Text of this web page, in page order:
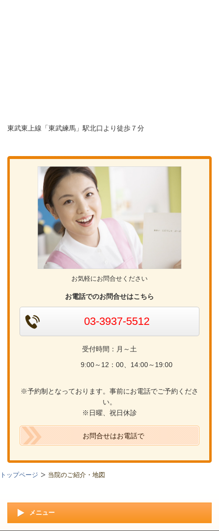
東武東上線「東武練馬」駅北口より徒歩７分
お気軽にお問合せください
お電話でのお問合せはこちら
03-3937-5512
受付時間：月～土
9:00～12：00、14:00～19:00
※予約制となっております。事前にお電話でご予約くださ
い。
※日曜、祝日休診
お問合せはお電話で
トップページ 当院のご紹介・地図
メニュー